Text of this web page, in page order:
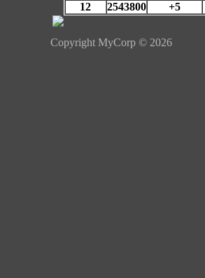
12
2543800 +5
Copyright MyCorp © 2026